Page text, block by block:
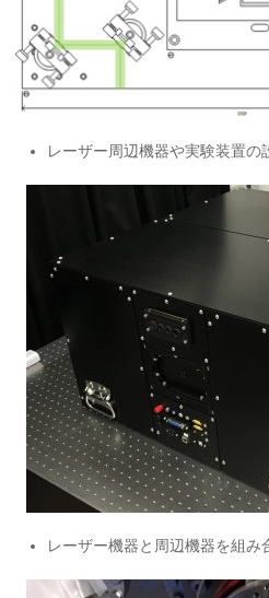
レーザー周辺機器や実験装置の
レーザー機器と周辺機器を組